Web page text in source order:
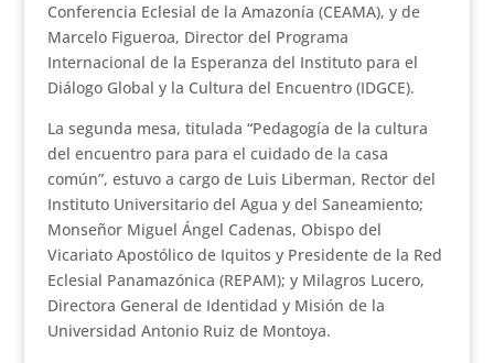
Conferencia Eclesial de la Amazonía (CEAMA), y de
Marcelo Figueroa, Director del Programa
Internacional de la Esperanza del Instituto para el
Diálogo Global y la Cultura del Encuentro (IDGCE).
La segunda mesa, titulada “Pedagogía de la cultura
del encuentro para para el cuidado de la casa
común”, estuvo a cargo de Luis Liberman, Rector del
Instituto Universitario del Agua y del Saneamiento;
Monseñor Miguel Ángel Cadenas, Obispo del
Vicariato Apostólico de Iquitos y Presidente de la Red
Eclesial Panamazónica (REPAM); y Milagros Lucero,
Directora General de Identidad y Misión de la
Universidad Antonio Ruiz de Montoya.